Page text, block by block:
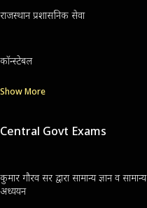
राजस्थान प्रशासनिक सेवा
कॉन्स्टेबल
Show More
Central Govt Exams
कुमार गौरव सर द्वारा सामान्य ज्ञान व सामान्य
अध्ययन